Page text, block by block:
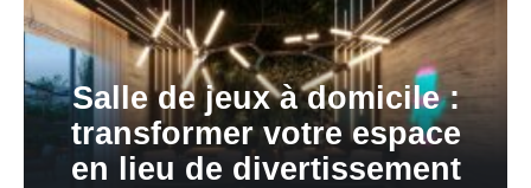
Salle de jeux à domicile :
transformer votre espace
en lieu de divertissement